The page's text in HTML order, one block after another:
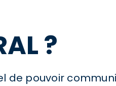
?
de pouvoir